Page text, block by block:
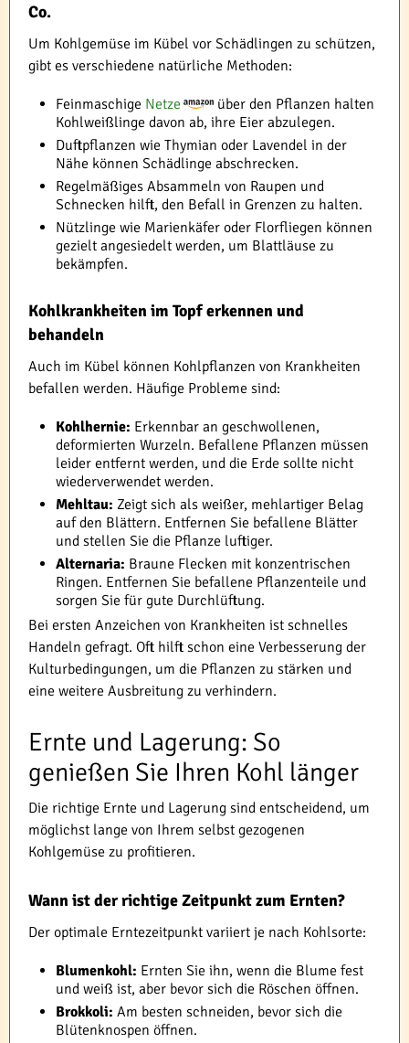
Co.
Um Kohlgemüse im Kübel vor Schädlingen zu schützen,
gibt es verschiedene natürliche Methoden:
Feinmaschige Netze
über den Pflanzen halten
Kohlweißlinge davon ab, ihre Eier abzulegen.
Duftpflanzen wie Thymian oder Lavendel in der
Nähe können Schädlinge abschrecken.
Regelmäßiges Absammeln von Raupen und
Schnecken hilft, den Befall in Grenzen zu halten.
Nützlinge wie Marienkäfer oder Florfliegen können
gezielt angesiedelt werden, um Blattläuse zu
bekämpfen.
Kohlkrankheiten im Topf erkennen und
behandeln
Auch im Kübel können Kohlpflanzen von Krankheiten
befallen werden. Häufige Probleme sind:
Kohlhernie: Erkennbar an geschwollenen,
deformierten Wurzeln. Befallene Pflanzen müssen
leider entfernt werden, und die Erde sollte nicht
wiederverwendet werden.
Mehltau: Zeigt sich als weißer, mehlartiger Belag
auf den Blättern. Entfernen Sie befallene Blätter
und stellen Sie die Pflanze luftiger.
Alternaria: Braune Flecken mit konzentrischen
Ringen. Entfernen Sie befallene Pflanzenteile und
sorgen Sie für gute Durchlüftung.
Bei ersten Anzeichen von Krankheiten ist schnelles
Handeln gefragt. Oft hilft schon eine Verbesserung der
Kulturbedingungen, um die Pflanzen zu stärken und
eine weitere Ausbreitung zu verhindern.
Ernte und Lagerung: So
genießen Sie Ihren Kohl länger
Die richtige Ernte und Lagerung sind entscheidend, um
möglichst lange von Ihrem selbst gezogenen
Kohlgemüse zu profitieren.
Wann ist der richtige Zeitpunkt zum Ernten?
Der optimale Erntezeitpunkt variiert je nach Kohlsorte:
Blumenkohl: Ernten Sie ihn, wenn die Blume fest
und weiß ist, aber bevor sich die Röschen öffnen.
Brokkoli: Am besten schneiden, bevor sich die
Blütenknospen öffnen.